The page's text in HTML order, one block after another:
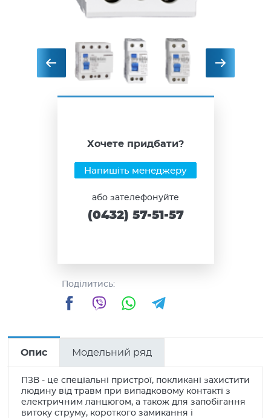
Хочете придбати?
Напишіть менеджеру
або зателефонуйте
(0432) 57-51-57
Поділитись:
FacebookViber WhatsAppTelegram
Опис Модельний ряд
ПЗВ - це спеціальні пристрої, покликані захистити
людину від травм при випадковому контакті з
електричним ланцюгом, а також для запобігання
витоку струму, короткого замикання і